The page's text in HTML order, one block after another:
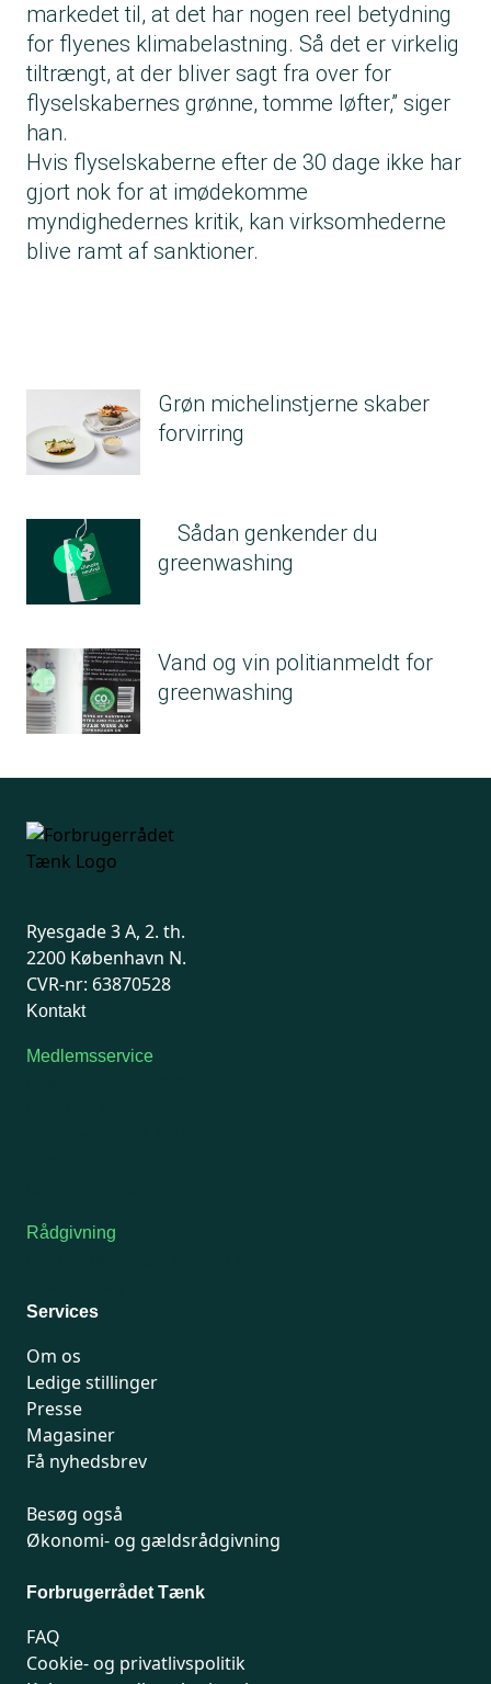
markedet til, at det har nogen reel betydning
for flyenes klimabelastning. Så det er virkelig
tiltrængt, at der bliver sagt fra over for
flyselskabernes grønne, tomme løfter,” siger
han.
Hvis flyselskaberne efter de 30 dage ikke har
gjort nok for at imødekomme
myndighedernes kritik, kan virksomhederne
blive ramt af sanktioner.
Grøn michelinstjerne skaber
forvirring
Sådan genkender du
greenwashing
Vand og vin politianmeldt for
greenwashing
Ryesgade 3 A, 2. th.
2200 København N.
CVR-nr: 63870528
Kontakt
Medlemsservice
Rådgivning
Services
Om os
Ledige stillinger
Presse
Magasiner
Få nyhedsbrev
Besøg også
Økonomi- og gældsrådgivning
Forbrugerrådet Tænk
FAQ
Cookie- og privatlivspolitik